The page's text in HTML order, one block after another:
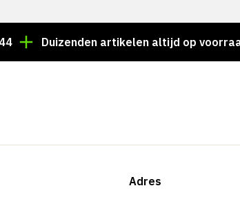
Duizenden artikelen altijd op voorraad!
Adres